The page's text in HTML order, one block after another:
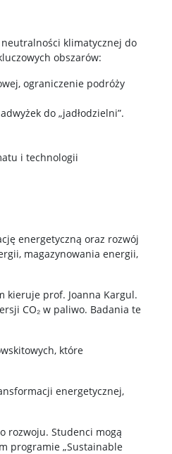
neutralności klimatycznej do
obszarów:
ograniczenie podróży
do „jadłodzielni”.
i technologii
energetyczną oraz rozwój
magazynowania energii,
kieruje prof. Joanna Kargul.
CO₂ w paliwo. Badania te
które
energetycznej,
rozwoju. Studenci mogą
programie „Sustainable